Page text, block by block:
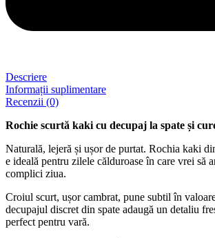
Descriere
Informații suplimentare
Recenzii (0)
Rochie scurtă kaki cu decupaj la spate și
Naturală, lejeră și ușor de purtat. Rochia kaki
e ideală pentru zilele călduroase în care vrei să
complici ziua.
Croiul scurt, ușor cambrat, pune subtil în
decupajul discret din spate adaugă un detaliu
perfect pentru vară.